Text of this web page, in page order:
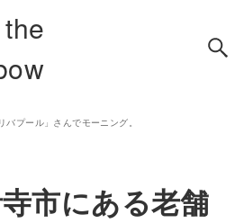
プール」さんでモーニング。
市にある老舗